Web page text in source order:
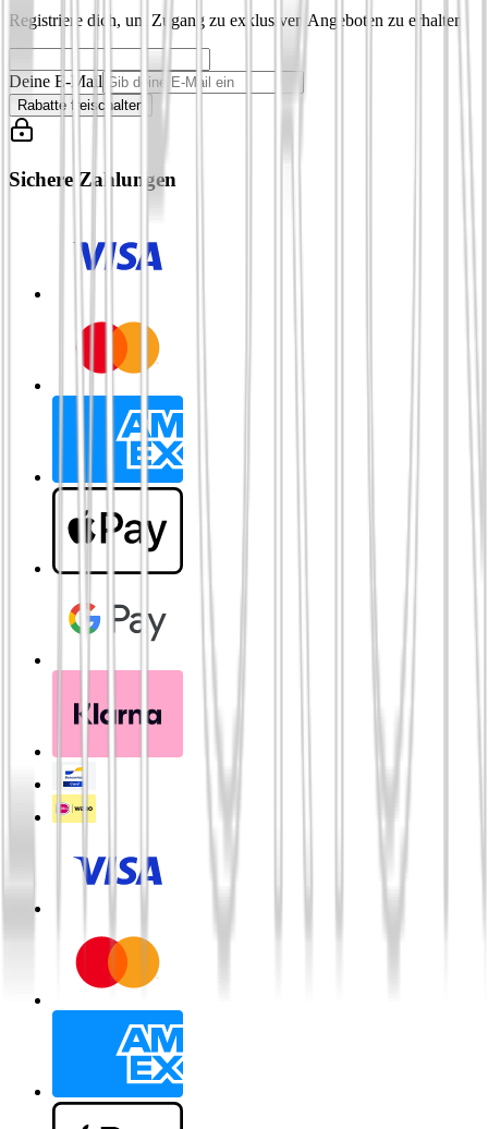
Registriere dich, um Zugang zu exklusiven Angeboten zu erhalten
Deine E-Mail
Rabatte freischalten
Sichere Zahlungen